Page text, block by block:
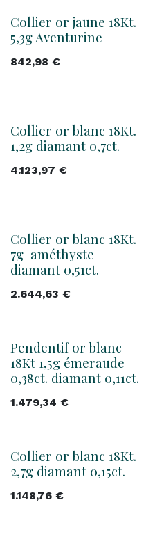
Collier or jaune 18Kt.
5,3g Aventurine
842,98 €
Collier or blanc 18Kt.
1,2g diamant 0,7ct.
4.123,97 €
Collier or blanc 18Kt.
7g améthyste
diamant 0,51ct.
2.644,63 €
Pendentif or blanc
18Kt 1,5g émeraude
0,38ct. diamant 0,11ct.
1.479,34 €
Collier or blanc 18Kt.
2,7g diamant 0,15ct.
1.148,76 €